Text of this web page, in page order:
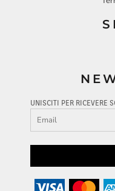
UNISCITI PER RICEVERE